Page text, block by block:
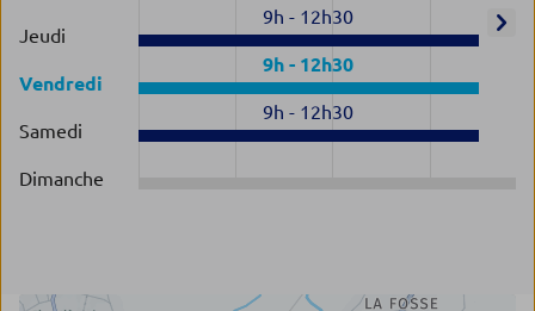
Jeudi
9h - 12h30
Vendredi
9h - 12h30
Samedi
9h - 12h30
Dimanche